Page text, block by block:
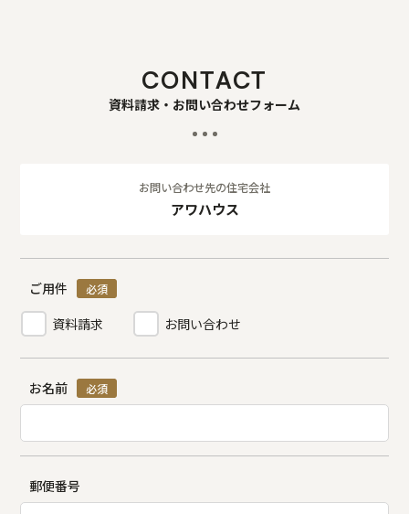
CONTACT
資料請求・お問い合わせフォーム
お問い合わせ先の住宅会社
アワハウス
ご用件 必須
資料請求 お問い合わせ
お名前 必須
郵便番号